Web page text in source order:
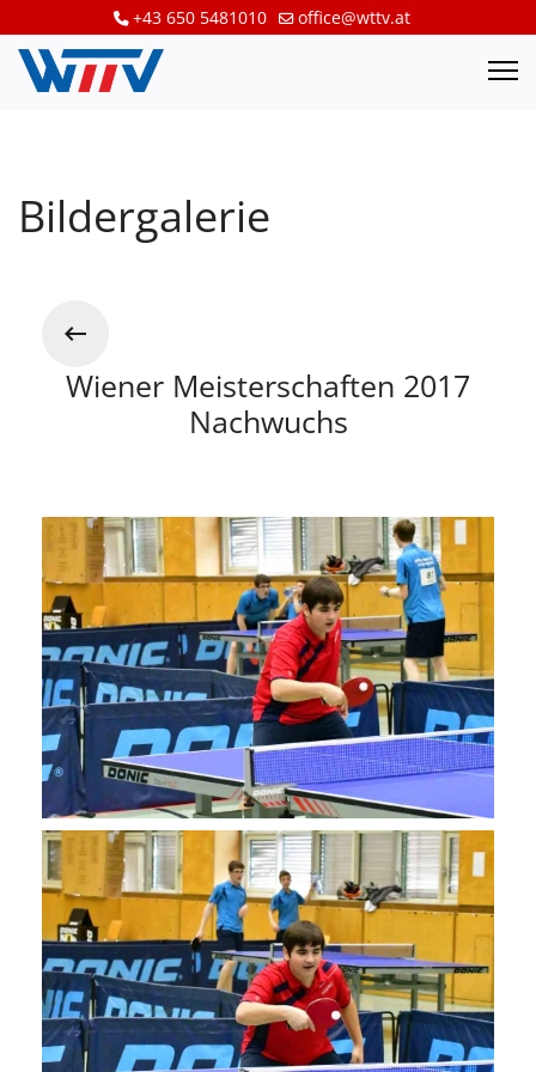
+43 650 5481010 office@wttv.at
Bildergalerie
Wiener Meisterschaften 2017
Nachwuchs